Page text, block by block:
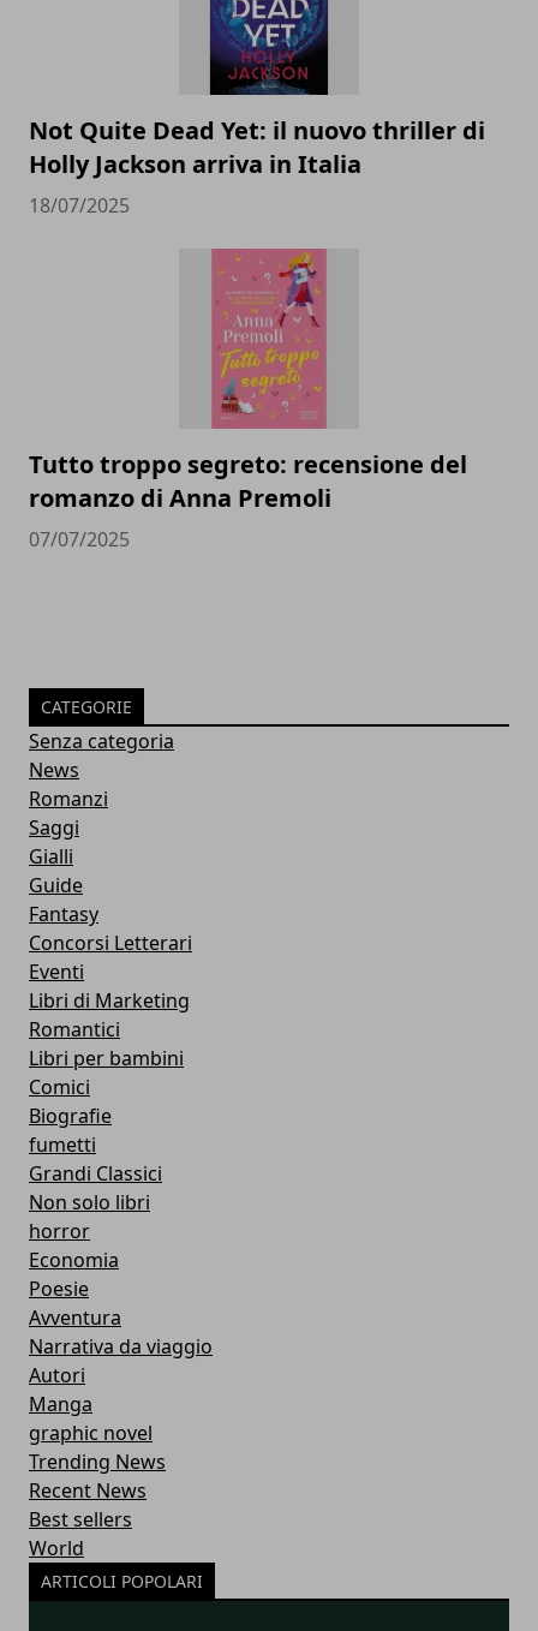
Not Quite Dead Yet: il nuovo thriller di
Holly Jackson arriva in Italia
18/07/2025
Tutto troppo segreto: recensione del
romanzo di Anna Premoli
07/07/2025
CATEGORIE
Senza categoria
News
Romanzi
Saggi
Gialli
Guide
Fantasy
Concorsi Letterari
Eventi
Libri di Marketing
Romantici
Libri per bambini
Comici
Biografie
fumetti
Grandi Classici
Non solo libri
horror
Economia
Poesie
Avventura
Narrativa da viaggio
Autori
Manga
graphic novel
Trending News
Recent News
Best sellers
World
ARTICOLI POPOLARI